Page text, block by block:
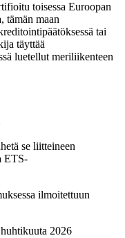
toisessa Euroopan
tämän maan
tai
täyttää
luetellut meriliikenteen
se liitteineen
ETS-
ilmoitettuun
2026